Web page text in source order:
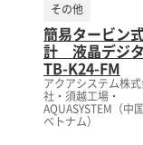
その他
簡易タービン
計 液晶デジ
TB-K24-FM
アクアシステム株
社・須越工場・
AQUASYSTEM（中
ベトナム）